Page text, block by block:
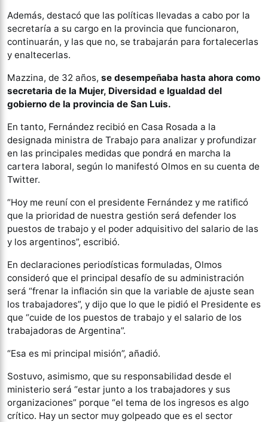
Además, destacó que las políticas llevadas a cabo por la
secretaría a su cargo en la provincia que funcionaron,
continuarán, y las que no, se trabajarán para fortalecerlas
y enaltecerlas.
Mazzina, de 32 años, se desempeñaba hasta ahora como
secretaria de la Mujer, Diversidad e Igualdad del
gobierno de la provincia de San Luis.
En tanto, Fernández recibió en Casa Rosada a la
designada ministra de Trabajo para analizar y profundizar
en las principales medidas que pondrá en marcha la
cartera laboral, según lo manifestó Olmos en su cuenta de
Twitter.
“Hoy me reuní con el presidente Fernández y me ratificó
que la prioridad de nuestra gestión será defender los
puestos de trabajo y el poder adquisitivo del salario de las
y los argentinos”, escribió.
En declaraciones periodísticas formuladas, Olmos
consideró que el principal desafío de su administración
será “frenar la inflación sin que la variable de ajuste sean
los trabajadores”, y dijo que lo que le pidió el Presidente es
que “cuide de los puestos de trabajo y el salario de los
trabajadoras de Argentina”.
“Esa es mi principal misión”, añadió.
Sostuvo, asimismo, que su responsabilidad desde el
ministerio será “estar junto a los trabajadores y sus
organizaciones” porque “el tema de los ingresos es algo
crítico. Hay un sector muy golpeado que es el sector